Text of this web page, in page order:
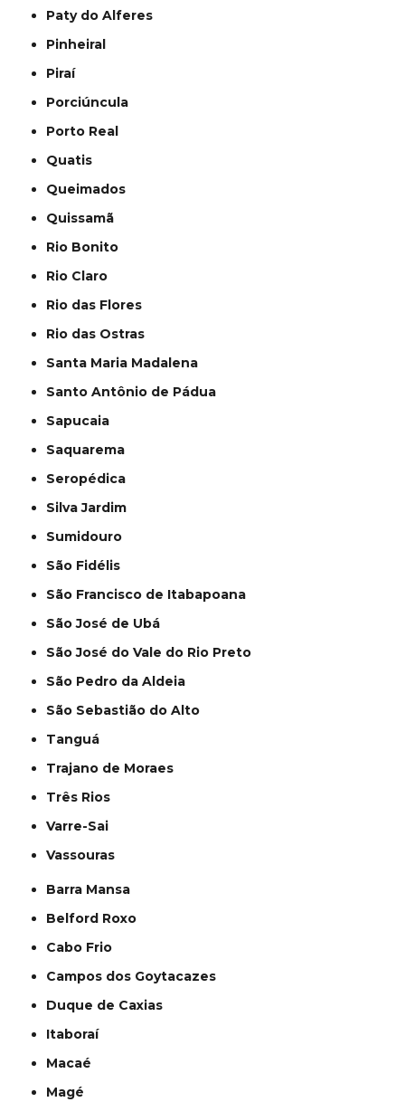
Paty do Alferes
Pinheiral
Piraí
Porciúncula
Porto Real
Quatis
Queimados
Quissamã
Rio Bonito
Rio Claro
Rio das Flores
Rio das Ostras
Santa Maria Madalena
Santo Antônio de Pádua
Sapucaia
Saquarema
Seropédica
Silva Jardim
Sumidouro
São Fidélis
São Francisco de Itabapoana
São José de Ubá
São José do Vale do Rio Preto
São Pedro da Aldeia
São Sebastião do Alto
Tanguá
Trajano de Moraes
Três Rios
Varre-Sai
Vassouras
Barra Mansa
Belford Roxo
Cabo Frio
Campos dos Goytacazes
Duque de Caxias
Itaboraí
Macaé
Magé